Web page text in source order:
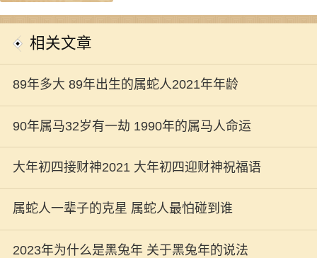
相关文章
89年多大 89年出生的属蛇人2021年年龄
90年属马32岁有一劫 1990年的属马人命运
大年初四接财神2021 大年初四迎财神祝福语
属蛇人一辈子的克星 属蛇人最怕碰到谁
2023年为什么是黑兔年 关于黑兔年的说法